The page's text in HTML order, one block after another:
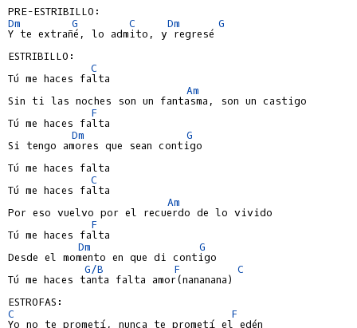
Dm
G C Dm
G
Y te extrañé, lo admito, y regresé
ESTRIBILLO:
C
Tú me haces falta
Am
Sin ti las noches son un fantasma, son un castigo
F
Tú me haces falta
Dm
G
Si tengo amores que sean contigo
Tú me haces falta
C
Tú me haces falta
Am
Por eso vuelvo por el recuerdo de lo vivido
F
Tú me haces falta
Dm
G
Desde el momento en que di contigo
G/B
F
C
Tú me haces tanta falta amor(nananana)
C
F